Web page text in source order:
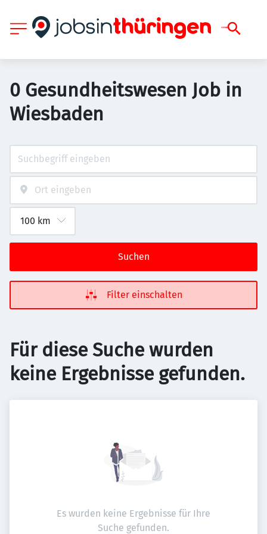
0 Gesundheitswesen Job in
Wiesbaden
Suchen
Filter einschalten
Für diese Suche wurden
keine Ergebnisse gefunden.
Es wurden keine Ergebnisse für Ihre
Suche gefunden.